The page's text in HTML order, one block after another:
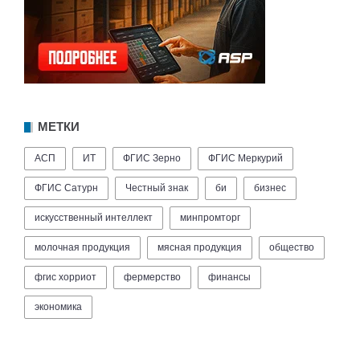
МЕТКИ
АСП ИТ ФГИС Зерно ФГИС Меркурий
ФГИС Сатурн Честный знак би бизнес
искусственный интеллект минпромторг
молочная продукция мясная продукция общество
фгис хорриот фермерство финансы
экономика